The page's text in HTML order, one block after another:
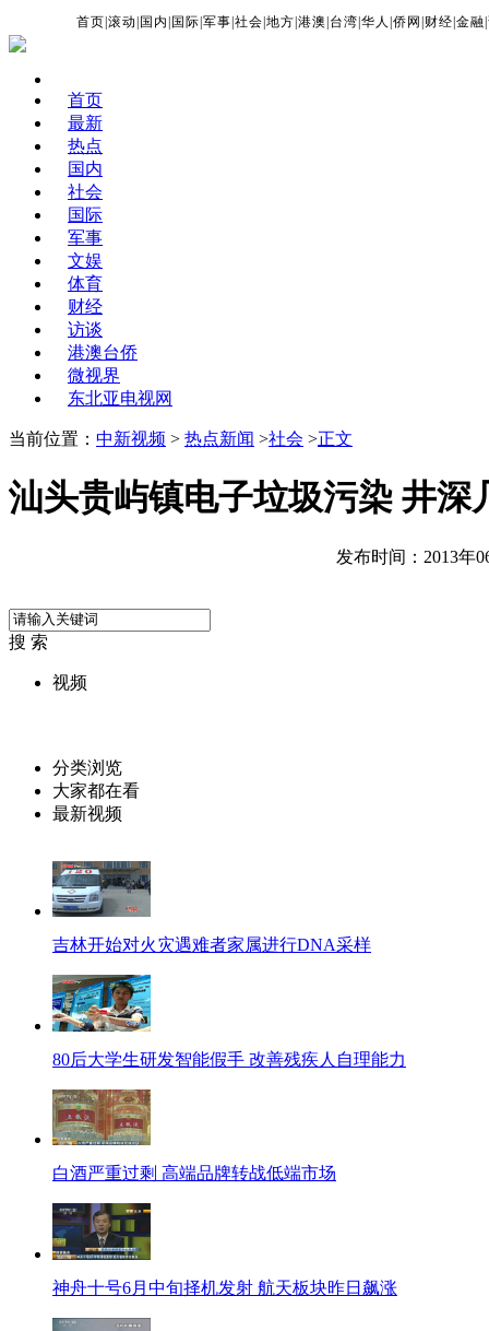
首页 |滚动 国内 国际 |军事 |社会 |地方 |港澳 台湾 |华人 |侨网 财经 |金融 |
首页
最新
热点
国内
社会
国际
军事
文娱
体育
财经
访谈
港澳台侨
微视界
东北亚电视网
当前位置： 中新视频 > 热点新闻 >社会 >正文
汕头贵屿镇电子垃圾污染 井深
发布时间：2013年
搜 索
视频
分类浏览
大家都在看
最新视频
吉林开始对火灾遇难者家属进行DNA采样
80后大学生研发智能假手 改善残疾人自理能力
白酒严重过剩 高端品牌转战低端市场
神舟十号6月中旬择机发射 航天板块昨日飙涨